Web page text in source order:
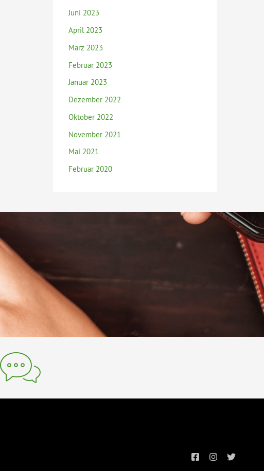
Juni 2023
April 2023
März 2023
Februar 2023
Januar 2023
Dezember 2022
Oktober 2022
November 2021
Mai 2021
Februar 2020